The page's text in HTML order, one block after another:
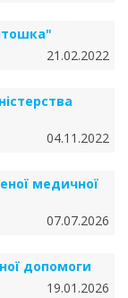
21.02.2022
04.11.2022
медичної
07.07.2026
допомоги
19.01.2026